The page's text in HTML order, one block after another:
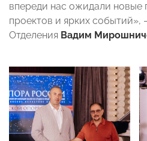
впереди нас ожидали новые
проектов и ярких событий»,
Отделения Вадим